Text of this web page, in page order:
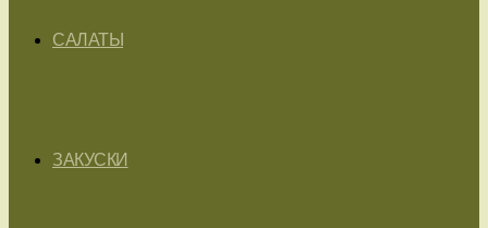
САЛАТЫ
ЗАКУСКИ